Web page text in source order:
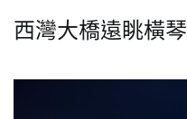
西灣大橋遠眺橫琴